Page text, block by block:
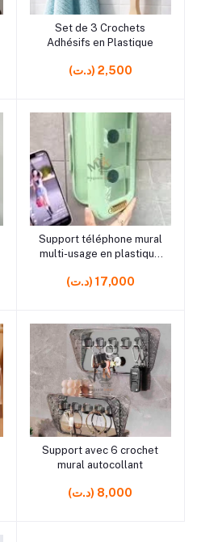
rrrrrr3
Ajouter au panier
Set de 3 Crochets
Adhésifs en Plastique
(د.ت) 2,500
rrrrrr8 rrrrrr8 rrrrrr8
Ajouter au panier
Support téléphone mural
multi-usage en plastique
polyvalent
(د.ت) 17,000
rrrrrr10
Ajouter au panier
Support avec 6 crochet
mural autocollant
(د.ت) 8,000